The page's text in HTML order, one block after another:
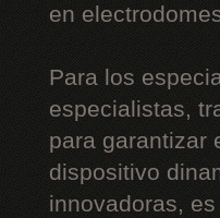
en
Para los
especialistas,
para garantizar
dispositivo
innovadoras,